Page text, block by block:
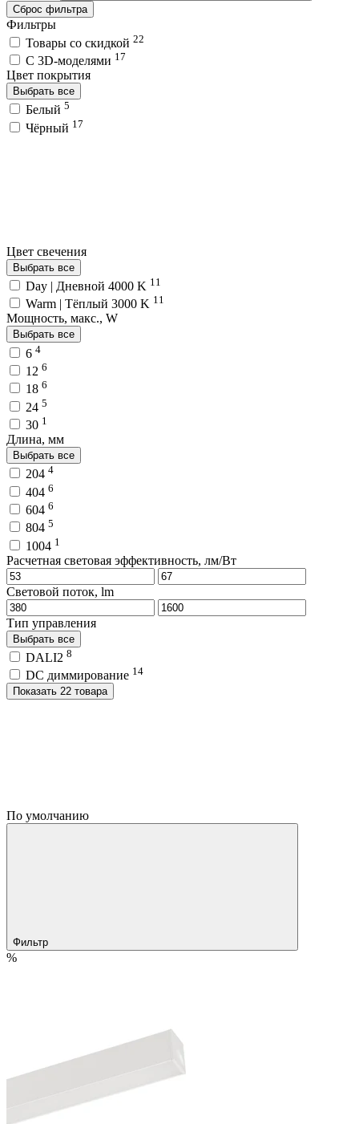
Сброс фильтра
Фильтры
Товары со скидкой 22
C 3D-моделями 17
Цвет покрытия
Выбрать все
Белый 5
Чёрный 17
Цвет свечения
Выбрать все
Day | Дневной 4000 K 11
Warm | Тёплый 3000 K 11
Мощность, макс., W
Выбрать все
6 4
12 6
18 6
24 5
30 1
Длина, мм
Выбрать все
204 4
404 6
604 6
804 5
1004 1
Расчетная световая эффективность, лм/Вт
Световой поток, lm
Тип управления
Выбрать все
DALI2 8
DC диммирование 14
Показать 22 товара
По умолчанию
Фильтр
%